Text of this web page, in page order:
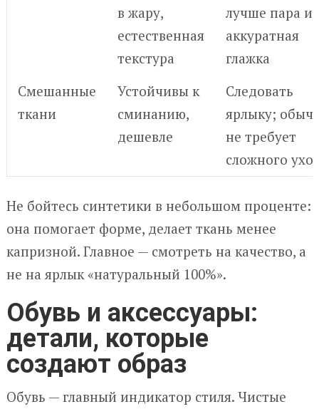
в жару,
естественная
текстура
лучше пара и
аккуратная
глажка
Смешанные
ткани
Устойчивы к
сминанию,
дешевле
Следовать
ярлыку;
не требует
сложного
Не бойтесь синтетики в небольшом проценте:
она помогает форме, делает ткань менее
капризной. Главное — смотреть на качество, а
не на ярлык «натуральный 100%».
Обувь и аксессуары:
детали, которые
создают образ
Обувь — главный индикатор стиля. Чистые